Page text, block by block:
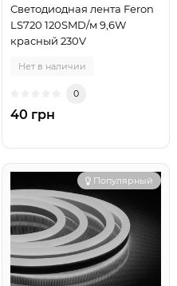
Светодиодная лента Feron
LS720 120SMD/м 9,6W
красный 230V
Нет в наличии
0
40 грн
Популярный